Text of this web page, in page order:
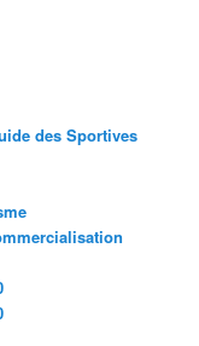
des Sportives